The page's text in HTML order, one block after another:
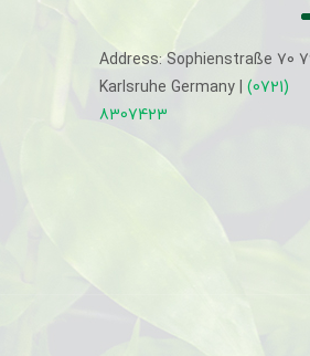
Address: Sophienstraße 70
Karlsruhe Germany | (0721)
8307423